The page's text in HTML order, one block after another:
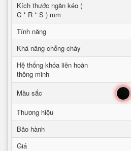
Kích thước ngăn kéo (
C * R * S ) mm
Tính năng
Khả năng chống cháy
Hệ thống khóa liên hoàn
thông minh
Mầu sắc
Đen
Thương hiệu
Bảo hành
Giá